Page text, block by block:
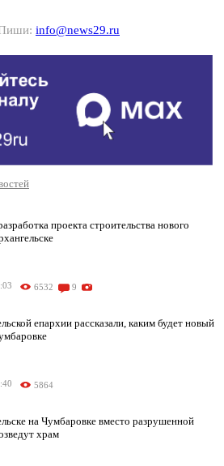
Пиши: info@news29.ru
проекта строительства нового
6532 9
епархии рассказали, каким будет новый
5864
на Чумбаровке вместо разрушенной
храм